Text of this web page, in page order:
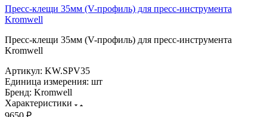
Пресс-клещи 35мм (V-профиль) для пресс-инструмента
Kromwell
Пресс-клещи 35мм (V-профиль) для пресс-инструмента
Kromwell
Артикул: KW.SPV35
Единица измерения: шт
Бренд: Kromwell
Характеристики